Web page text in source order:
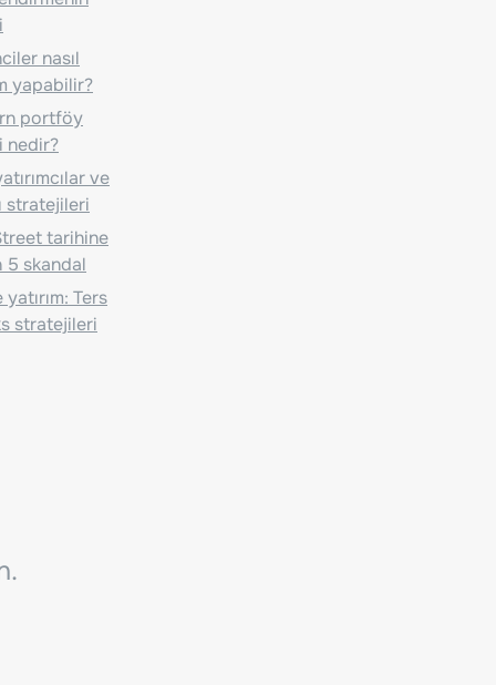
nasıl
yapabilir?
portföy
nedir?
ve
stratejileri
tarihine
5 skandal
Ters
stratejileri